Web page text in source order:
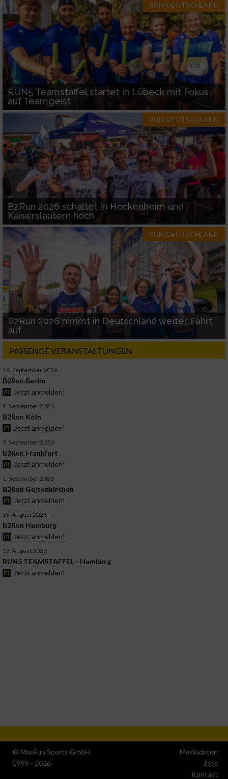
RUN-DEUTSCHLAND
RUN5 Teamstaffel startet in Lübeck mit Fokus
auf Teamgeist
RUN-DEUTSCHLAND
B2Run 2026 schaltet in Hockenheim und
Kaiserslautern hoch
RUN-DEUTSCHLAND
B2Run 2026 nimmt in Deutschland weiter Fahrt
auf
PASSENDE VERANSTALTUNGEN
16. September 2026
B2Run Berlin
Jetzt anmelden!
9. September 2026
B2Run Köln
Jetzt anmelden!
3. September 2026
B2Run Frankfurt
Jetzt anmelden!
1. September 2026
B2Run Gelsenkirchen
Jetzt anmelden!
25. August 2026
B2Run Hamburg
Jetzt anmelden!
19. August 2026
RUN5 TEAMSTAFFEL - Hamburg
Jetzt anmelden!
© MaxFun Sports GmbH
1999 - 2026
Mediadaten
Jobs
Kontakt